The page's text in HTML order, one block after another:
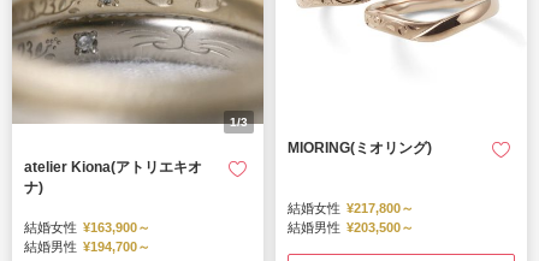
1/3
atelier Kiona(アトリエキオ
ナ)
結婚女性 ¥163,900～
結婚男性 ¥194,700～
MIORING(ミオリング)
結婚女性 ¥217,800～
結婚男性 ¥203,500～